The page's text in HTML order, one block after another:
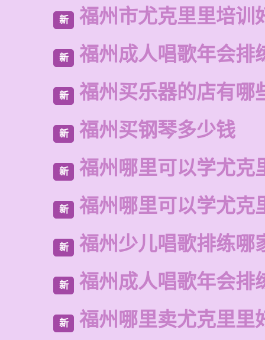
新 福州市尤克里里培训
新 福州成人唱歌年会排
新 福州买乐器的店有哪
新 福州买钢琴多少钱
新 福州哪里可以学尤克
新 福州哪里可以学尤克
新 福州少儿唱歌排练哪
新 福州成人唱歌年会排
新 福州哪里卖尤克里里